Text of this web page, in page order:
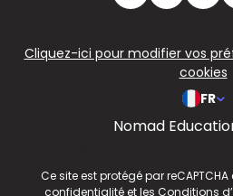
Cliquez-ici pour modifier vos
cookies
FR
Nomad
Ce site est protégé par
confidentialitéet les Conditions